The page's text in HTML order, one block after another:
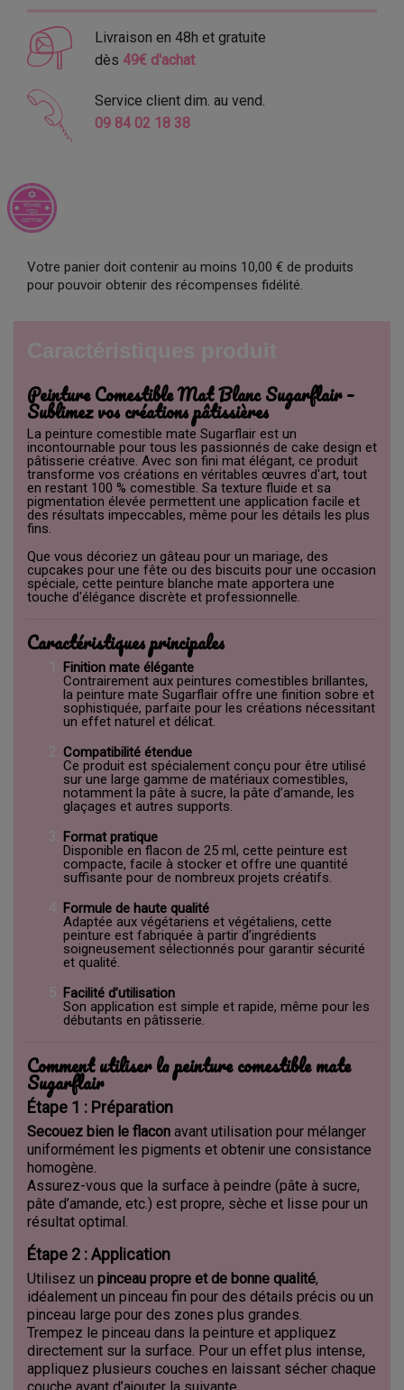
Livraison en 48h et gratuite
dès 49€ d'achat
Service client dim. au vend.
09 84 02 18 38
Votre panier doit contenir au moins 10,00 € de produits
pour pouvoir obtenir des récompenses fidélité.
Peinture Comestible Mat Blanc Sugarflair –
Sublimez vos créations pâtissières
La peinture comestible mate Sugarflair est un
incontournable pour tous les passionnés de cake design et
pâtisserie créative. Avec son fini mat élégant, ce produit
transforme vos créations en véritables œuvres d'art, tout
en restant 100 % comestible. Sa texture fluide et sa
pigmentation élevée permettent une application facile et
des résultats impeccables, même pour les détails les plus
fins.
Que vous décoriez un gâteau pour un mariage, des
cupcakes pour une fête ou des biscuits pour une occasion
spéciale, cette peinture blanche mate apportera une
touche d'élégance discrète et professionnelle.
Caractéristiques principales
Finition mate élégante
Contrairement aux peintures comestibles brillantes,
la peinture mate Sugarflair offre une finition sobre et
sophistiquée, parfaite pour les créations nécessitant
un effet naturel et délicat.
Compatibilité étendue
Ce produit est spécialement conçu pour être utilisé
sur une large gamme de matériaux comestibles,
notamment la pâte à sucre, la pâte d’amande, les
glaçages et autres supports.
Format pratique
Disponible en flacon de 25 ml, cette peinture est
compacte, facile à stocker et offre une quantité
suffisante pour de nombreux projets créatifs.
Formule de haute qualité
Adaptée aux végétariens et végétaliens, cette
peinture est fabriquée à partir d’ingrédients
soigneusement sélectionnés pour garantir sécurité
et qualité.
Facilité d’utilisation
Son application est simple et rapide, même pour les
débutants en pâtisserie.
Comment utiliser la peinture comestible mate
Sugarflair
Étape 1 : Préparation
Secouez bien le flacon avant utilisation pour mélanger
uniformément les pigments et obtenir une consistance
homogène.
Assurez-vous que la surface à peindre (pâte à sucre,
pâte d’amande, etc.) est propre, sèche et lisse pour un
résultat optimal.
Étape 2 : Application
Utilisez un pinceau propre et de bonne qualité,
idéalement un pinceau fin pour des détails précis ou un
pinceau large pour des zones plus grandes.
Trempez le pinceau dans la peinture et appliquez
directement sur la surface. Pour un effet plus intense,
appliquez plusieurs couches en laissant sécher chaque